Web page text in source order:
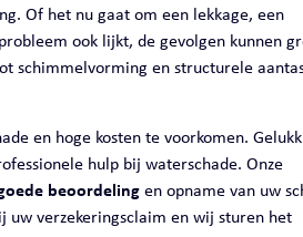
Of het nu gaat om een lekkage, een
ook lijkt, de gevolgen kunnen
schimmelvorming en structurele
en hoge kosten te voorkomen.
hulp bij waterschade. Onze
beoordeling en opname van uw
uw verzekeringsclaim en wij sturen het